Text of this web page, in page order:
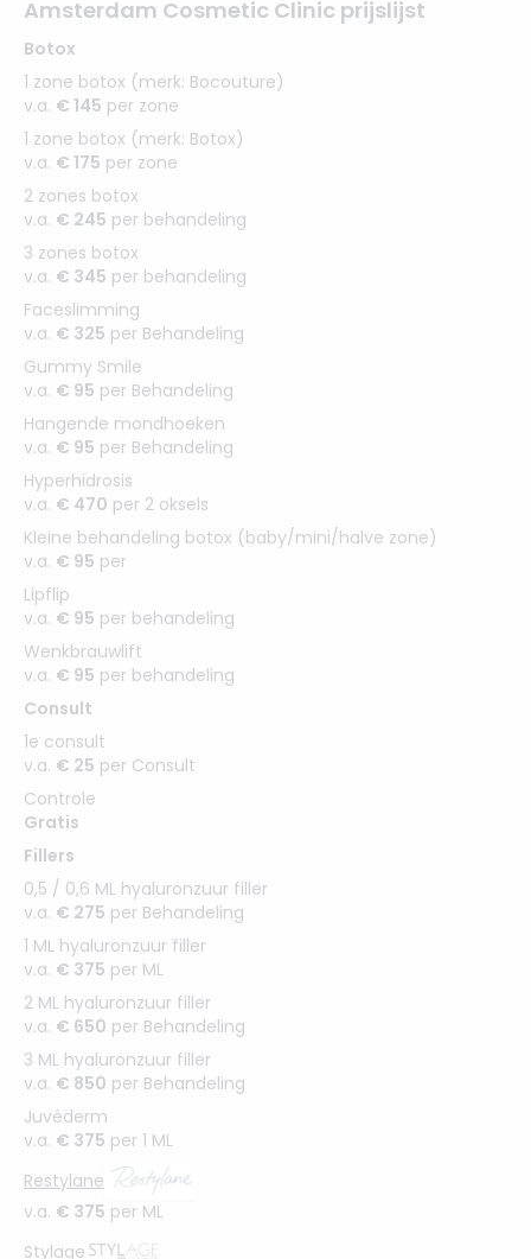
Amsterdam Cosmetic Clinic prijslijst
Botox
1 zone botox (merk: Bocouture)
v.a. € 145 per zone
1 zone botox (merk: Botox)
v.a. € 175 per zone
2 zones botox
v.a. € 245 per behandeling
3 zones botox
v.a. € 345 per behandeling
Faceslimming
v.a. € 325 per Behandeling
Gummy Smile
v.a. € 95 per Behandeling
Hangende mondhoeken
v.a. € 95 per Behandeling
Hyperhidrosis
v.a. € 470 per 2 oksels
Kleine behandeling botox (baby/mini/halve zone)
v.a. € 95 per
Lipflip
v.a. € 95 per behandeling
Wenkbrauwlift
v.a. € 95 per behandeling
Consult
1e consult
v.a. € 25 per Consult
Controle
Gratis
Fillers
0,5 / 0,6 ML hyaluronzuur filler
v.a. € 275 per Behandeling
1 ML hyaluronzuur filler
v.a. € 375 per ML
2 ML hyaluronzuur filler
v.a. € 650 per Behandeling
3 ML hyaluronzuur filler
v.a. € 850 per Behandeling
Juvéderm
v.a. € 375 per 1 ML
Restylane
v.a. € 375 per ML
Stylage